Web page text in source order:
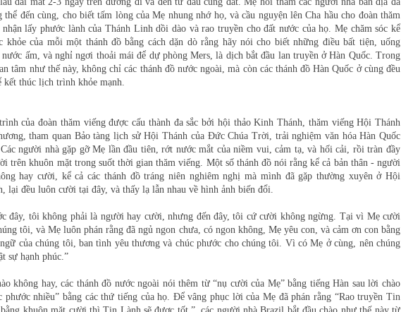
thể đến cùng, cho biết tấm lòng của Mẹ nhung nhớ họ, và cầu nguyện lên Cha hầu cho đoàn thăm
nhận lấy phước lành của Thánh Linh dồi dào và rao truyền cho đất nước của họ. Mẹ chăm sóc kể
khỏe của mỗi một thánh đồ bằng cách dặn dò rằng hãy nói cho biết những điều bất tiện, uống
nước ấm, và nghỉ ngơi thoải mái để dự phòng Mers, là dịch bắt đầu lan truyền ở Hàn Quốc. Trong
tâm như thế này, không chỉ các thánh đồ nước ngoài, mà còn các thánh đồ Hàn Quốc ở cùng đều
kết thúc lịch trình khỏe mạnh.
của đoàn thăm viếng được cấu thành đa sắc bởi hội thảo Kinh Thánh, thăm viếng Hội Thánh
tham quan Bảo tàng lịch sử Hội Thánh của Đức Chúa Trời, trải nghiệm văn hóa Hàn Quốc
người nhà gặp gỡ Mẹ lần đầu tiên, rớt nước mắt của niềm vui, cảm tạ, và hối cải, rồi tràn đầy
trên khuôn mặt trong suốt thời gian thăm viếng. Một số thánh đồ nói rằng kể cả bản thân - người
hay cười, kể cả các thánh đồ tráng niên nghiêm nghị mà mình đã gặp thường xuyên ở Hội
lại đều luôn cười tại đây, và thấy lạ lẫn nhau về hình ảnh biến đổi.
đây, tôi không phải là người hay cười, nhưng đến đây, tôi cứ cười không ngừng. Tại vì Mẹ cười
tôi, và Mẹ luôn phán rằng đã ngủ ngon chưa, có ngon không, Mẹ yêu con, và cảm ơn con bằng
của chúng tôi, ban tình yêu thương và chúc phước cho chúng tôi. Vì có Mẹ ở cùng, nên chúng
sự hạnh phúc.”
không hay, các thánh đồ nước ngoài nói thêm từ “nụ cười của Mẹ” bằng tiếng Hàn sau lời chào
phước nhiều” bằng các thứ tiếng của họ. Để vâng phục lời của Mẹ đã phán rằng “Rao truyền Tin